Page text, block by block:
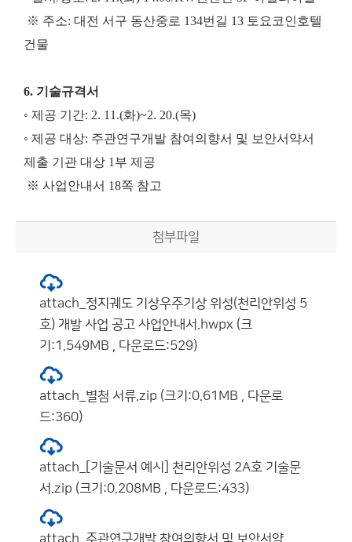
※ 주소: 대전 서구 동산중로 134번길 13 토요코인호텔
건물
6. 기술규격서
◦ 제공 기간: 2. 11.(화)~2. 20.(목)
◦ 제공 대상: 주관연구개발 참여의향서 및 보안서약서
제출 기관 대상 1부 제공
※ 사업안내서 18쪽 참고
첨부파일
attach_정지궤도 기상우주기상 위성(천리안위성 5
호) 개발 사업 공고 사업안내서.hwpx (크
기:1.549MB , 다운로드:529)
attach_별첨 서류.zip (크기:0.61MB , 다운로
드:360)
attach_[기술문서 예시] 천리안위성 2A호 기술문
서.zip (크기:0.208MB , 다운로드:433)
attach_주관연구개발 참여의향서 및 보안서약